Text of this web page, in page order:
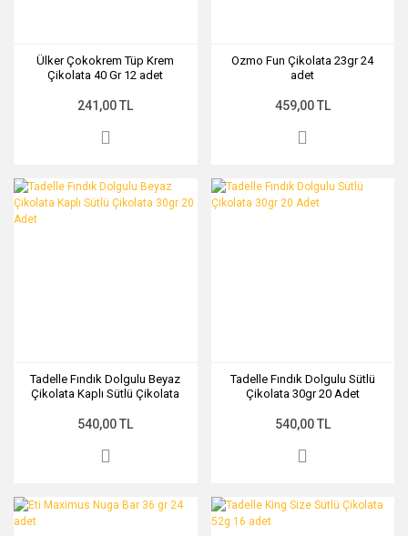
Ülker Çokokrem Tüp Krem
Çikolata 40 Gr 12 adet
241,00 TL
Ozmo Fun Çikolata 23gr 24
adet
459,00 TL
Tadelle Fındık Dolgulu Beyaz
Çikolata Kaplı Sütlü Çikolata
540,00 TL
Tadelle Fındık Dolgulu Sütlü
Çikolata 30gr 20 Adet
540,00 TL